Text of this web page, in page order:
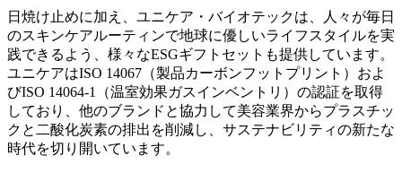
日焼け止めに加え、ユニケア・バイオテックは、人々が毎日
のスキンケアルーティンで地球に優しいライフスタイルを実
践できるよう、様々なESGギフトセットも提供しています。
ユニケアはISO 14067（製品カーボンフットプリント）およ
びISO 14064-1（温室効果ガスインベントリ）の認証を取得
しており、他のブランドと協力して美容業界からプラスチッ
クと二酸化炭素の排出を削減し、サステナビリティの新たな
時代を切り開いています。